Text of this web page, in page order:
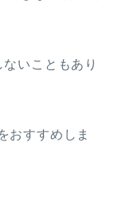
いこともあり
おすすめしま